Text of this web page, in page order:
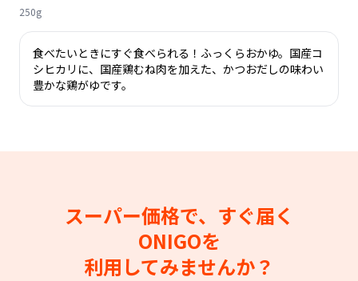
250g
食べたいときにすぐ食べられる！ふっくらおかゆ。国産コ
シヒカリに、国産鶏むね肉を加えた、かつおだしの味わい
豊かな鶏がゆです。
スーパー価格で、すぐ届く
ONIGOを
利用してみませんか？